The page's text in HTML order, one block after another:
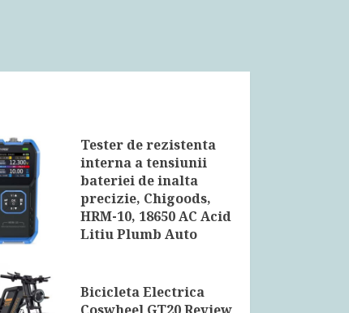
Tester de rezistenta
interna a tensiunii
bateriei de inalta
precizie, Chigoods,
HRM-10, 18650 AC Acid
Litiu Plumb Auto
si Pareri
24 IUNIE 2026
Bicicleta Electrica
Coswheel GT20 Review